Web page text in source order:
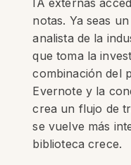
IA externas
notas. Ya seas
analista de la
que toma la
combinación del
Evernote y la
crea un flujo de
se vuelve más
biblioteca crece.